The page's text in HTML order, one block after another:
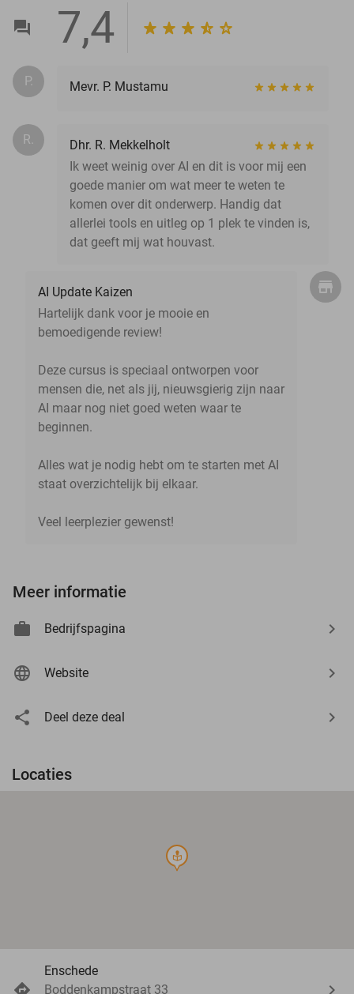
7,4
P. Mevr. P. Mustamu
R.
Dhr. R. Mekkelholt
Ik weet weinig over AI en dit is voor mij een
goede manier om wat meer te weten te
komen over dit onderwerp. Handig dat
allerlei tools en uitleg op 1 plek te vinden is,
dat geeft mij wat houvast.
AI Update Kaizen
Hartelijk dank voor je mooie en
bemoedigende review!
Deze cursus is speciaal ontworpen voor
mensen die, net als jij, nieuwsgierig zijn naar
AI maar nog niet goed weten waar te
beginnen.
Alles wat je nodig hebt om te starten met AI
staat overzichtelijk bij elkaar.
Veel leerplezier gewenst!
Meer informatie
Bedrijfspagina
Website
Deel deze deal
Locaties
course
Enschede
Boddenkampstraat 33